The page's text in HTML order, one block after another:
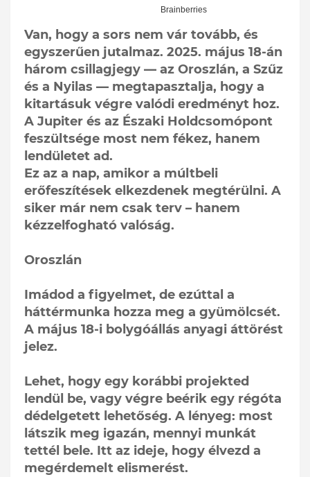
Van, hogy a sors nem vár tovább, és
egyszerűen jutalmaz. 2025. május 18-án
három csillagjegy — az Oroszlán, a Szűz
és a Nyilas — megtapasztalja, hogy a
kitartásuk végre valódi eredményt hoz.
A Jupiter és az Északi Holdcsomópont
feszültsége most nem fékez, hanem
lendületet ad.
Ez az a nap, amikor a múltbeli
erőfeszítések elkezdenek megtérülni. A
siker már nem csak terv – hanem
kézzelfogható valóság.
Oroszlán
Imádod a figyelmet, de ezúttal a
háttérmunka hozza meg a gyümölcsét.
A május 18-i bolygóállás anyagi áttörést
jelez.
Lehet, hogy egy korábbi projekted
lendül be, vagy végre beérik egy régóta
dédelgetett lehetőség. A lényeg: most
látszik meg igazán, mennyi munkát
tettél bele. Itt az ideje, hogy élvezd a
megérdemelt elismerést.